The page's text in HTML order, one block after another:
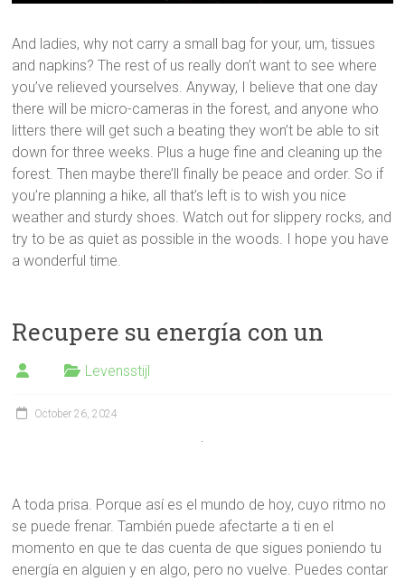
And ladies, why not carry a small bag for your, um, tissues
and napkins? The rest of us really don’t want to see where
you’ve relieved yourselves. Anyway, I believe that one day
there will be micro-cameras in the forest, and anyone who
litters there will get such a beating they won’t be able to sit
down for three weeks. Plus a huge fine and cleaning up the
forest. Then maybe there’ll finally be peace and order. So if
you’re planning a hike, all that’s left is to wish you nice
weather and sturdy shoes. Watch out for slippery rocks, and
try to be as quiet as possible in the woods. I hope you have
a wonderful time.
Recupere su energía con un
Levensstijl
October 26, 2024
A toda prisa. Porque así es el mundo de hoy, cuyo ritmo no
se puede frenar. También puede afectarte a ti en el
momento en que te das cuenta de que sigues poniendo tu
energía en alguien y en algo, pero no vuelve. Puedes contar